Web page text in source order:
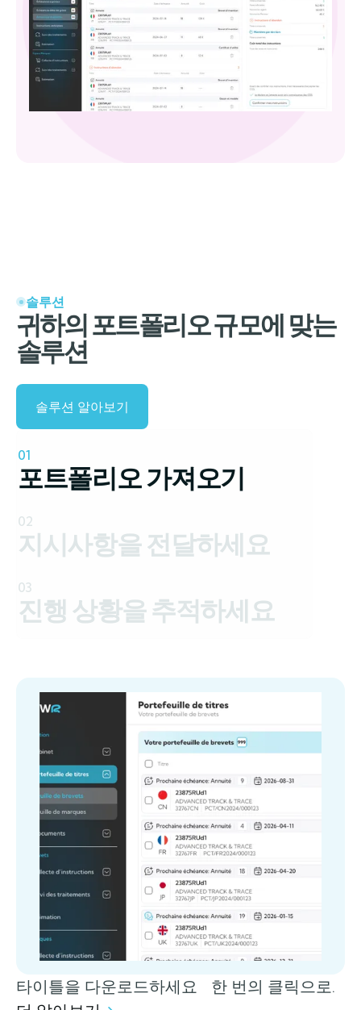
솔루션
귀하의 포트폴리오 규모에 맞는
솔루션
솔루션 알아보기
01
포트폴리오 가져오기
02
지시사항을 전달하세요
03
진행 상황을 추적하세요
타이틀을 다운로드하세요 한 번의 클릭으로.